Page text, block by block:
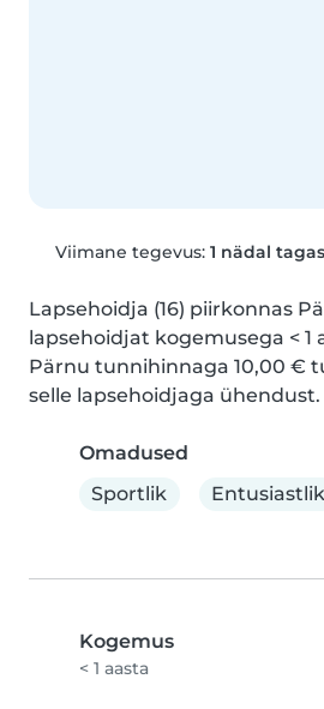
Viimane tegevus: 1 nädal
Lapsehoidja (16) piirkonnas
lapsehoidjat kogemusega < 1
Pärnu tunnihinnaga 10,00 €
selle lapsehoidjaga ühendust.
Omadused
Sportlik
Entusiastlik
Kogemus
< 1 aasta